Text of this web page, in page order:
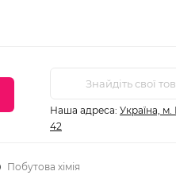
Наша адреса: Україна, м.
42
Побутова хімія